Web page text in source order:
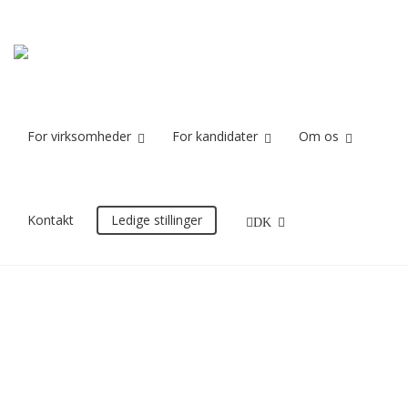
For virksomheder For kandidater Om os
Kontakt Ledige stillinger DK
19012016-15-2